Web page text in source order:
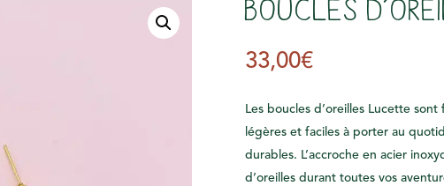
Boucles
33,00€
Les boucles d’oreilles Lucette
légères et faciles à porter au
durables. L’accroche en acier
d’oreilles durant toutes vos